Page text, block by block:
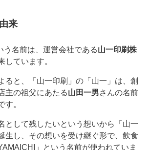
来
う名前は、運営会社である山一印刷株
しています。
ると、「山一印刷」の「山一」は、創
主の祖父にあたる山田一男さんの名前
す。
として残したいという想いから「山一
生し、その想いを受け継ぐ形で、飲食
」という名前が使われていま